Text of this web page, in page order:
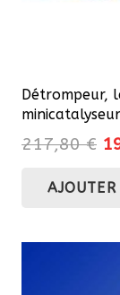
Détrompeur,
217,80€ Le